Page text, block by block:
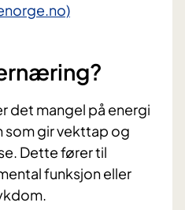
det mangel på energi
som gir vekttap og
Dette fører til
funksjon eller